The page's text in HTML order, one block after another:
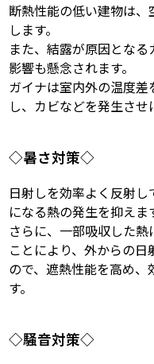
断熱性能の低い建物は
します。
また、結露が原因とな
影響も懸念されます。
ガイナは室内外の温度
し、カビなどを発生させ
◇暑さ対策◇
日射しを効率よく反射
になる熱の発生を抑えま
さらに、一部吸収した
ことにより、外からの
ので、遮熱性能を高め
す。
◇騒音対策◇